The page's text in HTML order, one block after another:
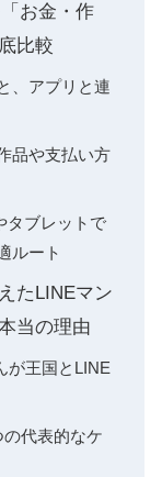
お金・作
比較
、アプリと連
品や支払い方
タブレットで
ルート
たLINEマン
当の理由
が王国とLINE
代表的なケ